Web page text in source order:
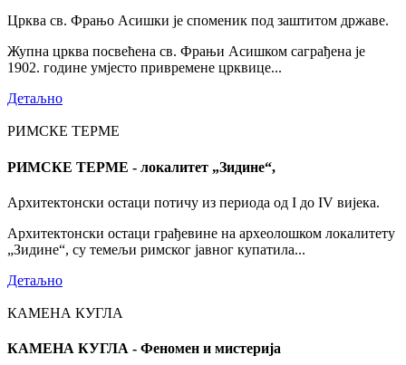
Црква св. Фрањо Асишки је споменик под заштитом државе.
Жупна црква посвећена св. Фрањи Асишком саграђена је
1902. године умјесто привремене црквице...
Детаљно
РИМСКЕ ТЕРМЕ
РИМСКЕ ТЕРМЕ - локалитет „Зидине“,
Архитектонски остаци потичу из периода од I до IV вијека.
Архитектонски остаци грађевине на археолошком локалитету
„Зидине“, су темељи римског јавног купатила...
Детаљно
КАМЕНА КУГЛА
КАМЕНА КУГЛА - Феномен и мистерија